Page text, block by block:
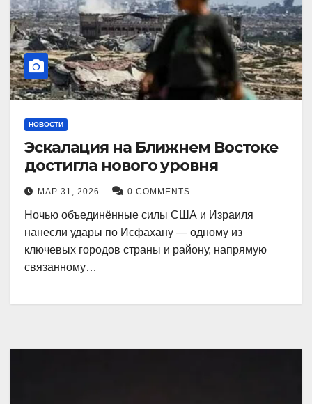
НОВОСТИ
Эскалация на Ближнем Востоке
достигла нового уровня
МАР 31, 2026 0 COMMENTS
Ночью объединённые силы США и Израиля
нанесли удары по Исфахану — одному из
ключевых городов страны и району, напрямую
связанному…